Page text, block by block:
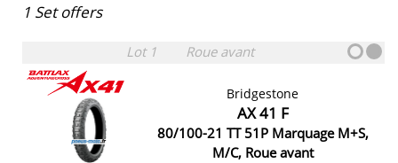
1 Set offers
Lot 1 Roue avant
Bridgestone
AX 41 F
80/100-21 TT 51P Marquage M+S,
M/C, Roue avant